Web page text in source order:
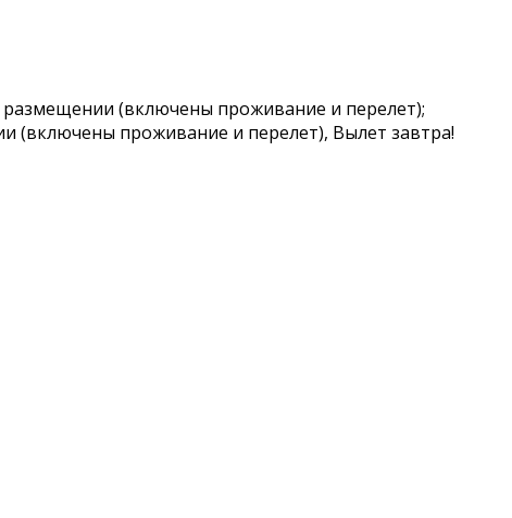
(включены проживание и перелет);
(включены проживание и перелет), Вылет завтра!